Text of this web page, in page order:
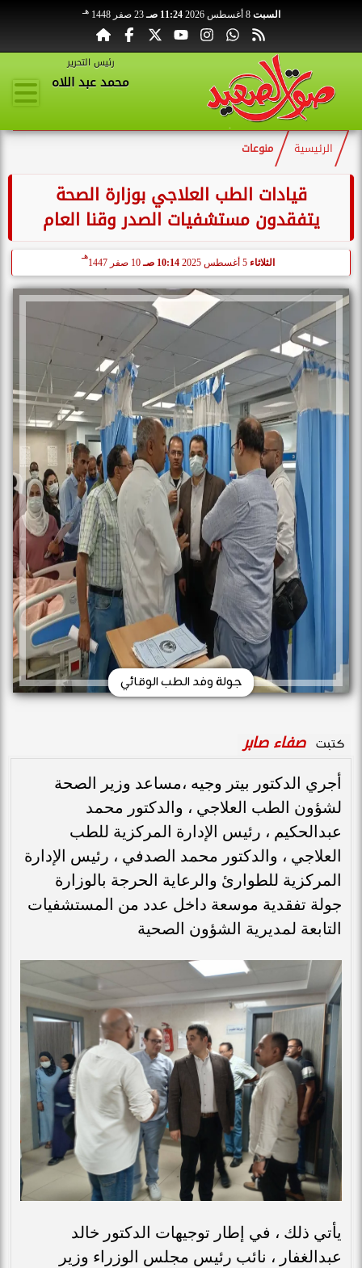
السبت 8 أغسطس 2026 11:24 صـ 23 صفر 1448 هـ
رئيس التحرير
محمد عبد اللاه
الرئيسية منوعات
قيادات الطب العلاجي بوزارة الصحة
يتفقدون مستشفيات الصدر وقنا العام
الثلاثاء 5 أغسطس 2025 10:14 صـ 10 صفر 1447
هـ
جولة وفد الطب الوقائي
كتبت صفاء صابر
أجري الدكتور بيتر وجيه ،مساعد وزير الصحة
لشؤون الطب العلاجي ، والدكتور محمد
عبدالحكيم ، رئيس الإدارة المركزية للطب
العلاجي ، والدكتور محمد الصدفي ، رئيس الإدارة
المركزية للطوارئ والرعاية الحرجة بالوزارة
جولة تفقدية موسعة داخل عدد من المستشفيات
التابعة لمديرية الشؤون الصحية
يأتي ذلك ، في إطار توجيهات الدكتور خالد
عبدالغفار ، نائب رئيس مجلس الوزراء وزير